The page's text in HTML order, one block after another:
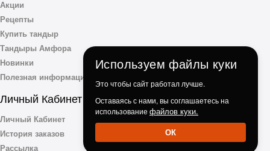
Акции
Рецепты
Купить тандыр
Тандыры Амфора
Новинки
Полезная информация
Личный Кабинет
Личный Кабинет
История заказов
Рассылка
Используем файлы куки
Это чтобы сайт работал лучше.
Оставаясь с нами, вы соглашаетесь на
использование файлов куки.
ОК